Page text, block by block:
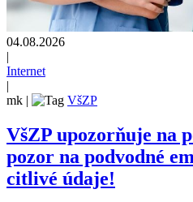
04.08.2026
|
Internet
|
mk | VšZP
VšZP upozorňuje na
pozor na podvodné
citlivé údaje!